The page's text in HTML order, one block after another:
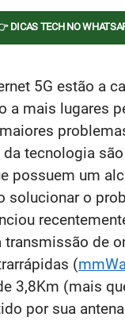
DICAS TECH NO
5G estão a
a mais lugares
tecnologia
possuem um
solucionar o
transmissão de
(
3,8Km (mais
por sua